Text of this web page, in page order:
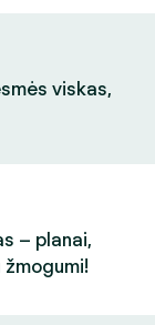
viskas,
– planai,
žmogumi!